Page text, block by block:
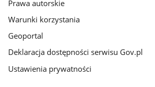
Prawa autorskie
Warunki korzystania
Geoportal
Deklaracja dostępności serwisu Gov.pl
Ustawienia prywatności